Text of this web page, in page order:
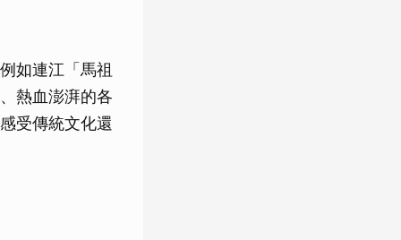
如連江「馬祖
熱血澎湃的各
受傳統文化還